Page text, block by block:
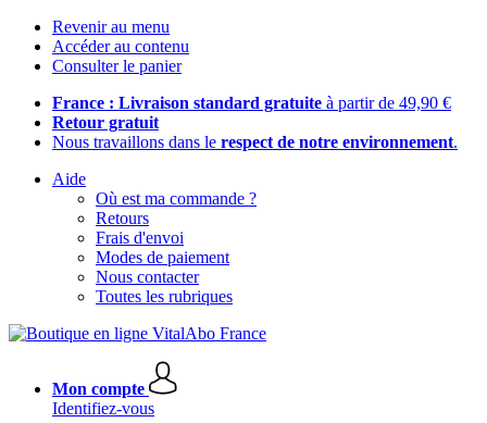
Revenir au menu
Accéder au contenu
Consulter le panier
France : Livraison standard gratuite à partir de 49,90 €
Retour gratuit
Nous travaillons dans le respect de notre environnement.
Aide
Où est ma commande ?
Retours
Frais d'envoi
Modes de paiement
Nous contacter
Toutes les rubriques
Mon compte
Identifiez-vous